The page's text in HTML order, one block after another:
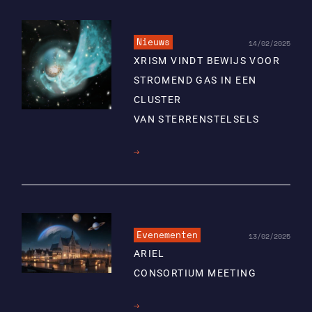
Nieuws 14/02/2025
XRISM VINDT BEWIJS VOOR
STROMEND GAS IN EEN
CLUSTER
VAN STERRENSTELSELS
Lees
Evenementen 13/02/2025
ARIEL
CONSORTIUM MEETING
Lees